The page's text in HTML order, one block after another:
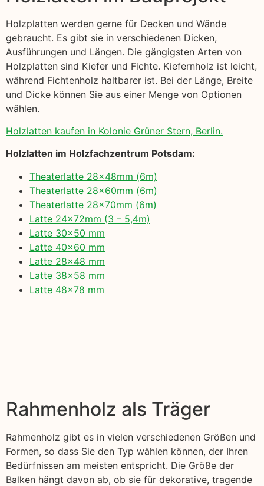
Holzplatten werden gerne für Decken und Wände
gebraucht. Es gibt sie in verschiedenen Dicken,
Ausführungen und Längen. Die gängigsten Arten von
Holzplatten sind Kiefer und Fichte. Kiefernholz ist leicht,
während Fichtenholz haltbarer ist. Bei der Länge, Breite
und Dicke können Sie aus einer Menge von Optionen
wählen.
Holzlatten kaufen in Kolonie Grüner Stern, Berlin.
Holzlatten im Holzfachzentrum Potsdam:
Theaterlatte 28x48mm (6m)
Theaterlatte 28x60mm (6m)
Theaterlatte 28x70mm (6m)
Latte 24x72mm (3 – 5,4m)
Latte 30×50 mm
Latte 40×60 mm
Latte 28×48 mm
Latte 38×58 mm
Latte 48×78 mm
Rahmenholz als Träger
Rahmenholz gibt es in vielen verschiedenen Größen und
Formen, so dass Sie den Typ wählen können, der Ihren
Bedürfnissen am meisten entspricht. Die Größe der
Balken hängt davon ab, ob sie für dekorative, tragende